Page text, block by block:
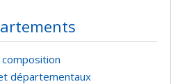
départementaux